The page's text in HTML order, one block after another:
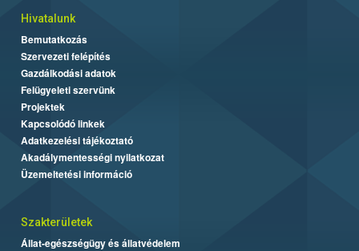
Hivatalunk
Bemutatkozás
Szervezeti felépítés
Gazdálkodási adatok
Felügyeleti szervünk
Projektek
Kapcsolódó linkek
Adatkezelési tájékoztató
Akadálymentességi nyilatkozat
Üzemeltetési információ
Szakterületek
Állat-egészségügy és állatvédelem